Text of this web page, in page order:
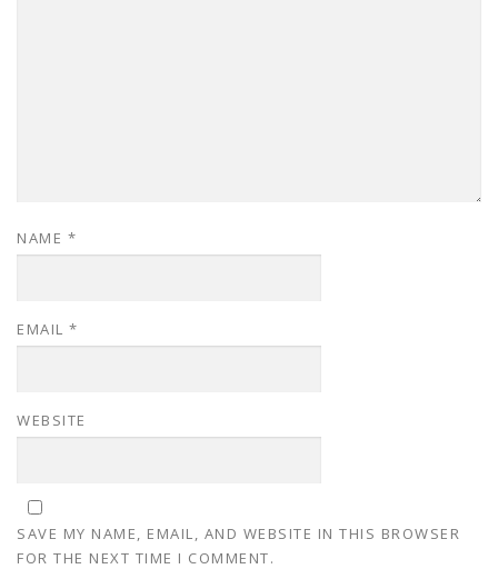
NAME *
EMAIL *
WEBSITE
SAVE MY NAME, EMAIL, AND WEBSITE IN THIS BROWSER
FOR THE NEXT TIME I COMMENT.